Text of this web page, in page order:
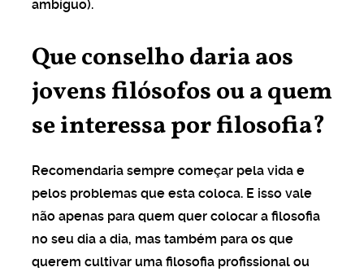
ambíguo).
Que conselho daria aos
jovens filósofos ou a quem
se interessa por filosofia?
Recomendaria sempre começar pela vida e
pelos problemas que esta coloca. E isso vale
não apenas para quem quer colocar a filosofia
no seu dia a dia, mas também para os que
querem cultivar uma filosofia profissional ou